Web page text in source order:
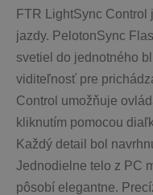
FTR LightSync
jazdy. PelotonSync
svetiel do jednotného
viditeľnosť pre
Control umožňuje
kliknutím pomocou
Každý detail bol
Jednodielne telo z PC
pôsobí elegantne.